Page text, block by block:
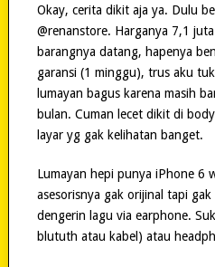
Okay, cerita dikit aja ya. Dulu
@renanstore. Harganya 7,1
barangnya datang, hapenya
garansi (1 minggu), trus aku
lumayan bagus karena masih
bulan. Cuman lecet dikit di
layar yg gak kelihatan banget.
Lumayan hepi punya iPhone 6
asesorisnya gak orijinal tapi
dengerin lagu via earphone.
blututh atau kabel) atau